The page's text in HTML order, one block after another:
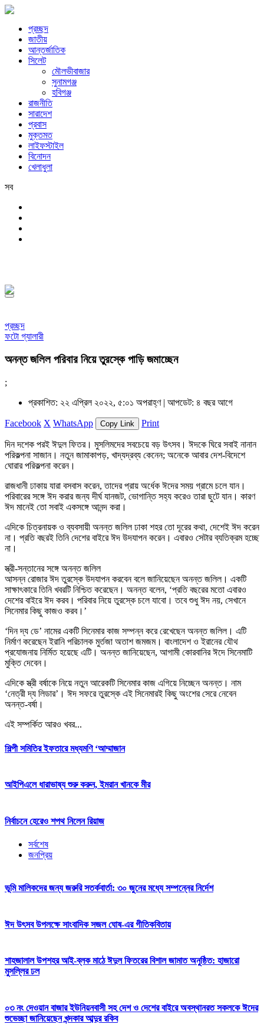
প্রচ্ছদ
জাতীয়
আন্তর্জাতিক
সিলেট
মৌলভীবাজার
সুনামগঞ্জ
হবিগঞ্জ
রাজনীতি
সারাদেশ
প্রবাস
মুক্তমত
লাইফস্টাইল
বিনোদন
খেলাধুলা
সব
প্রচ্ছদ
ফটো গ্যালারী
অনন্ত জলিল পরিবার নিয়ে তুরস্কে পাড়ি জমাচ্ছেন
;
প্রকাশিত: ২২ এপ্রিল ২০২২, ৫:০১ অপরাহ্ণ | আপডেট: ৪ বছর আগে
Facebook X WhatsApp Copy Link Print
দিন দশেক পরই ঈদুল ফিতর। মুসলিমদের সবচেয়ে বড় উৎসব। ঈদকে ঘিরে সবাই নানান
পরিকল্পনা সাজান। নতুন জামাকাপড়, খাদ্যদ্রব্য কেনেন; অনেকে আবার দেশ-বিদেশে
ঘোরার পরিকল্পনা করেন।
রাজধানী ঢাকায় যারা বসবাস করেন, তাদের প্রায় অর্ধেক ঈদের সময় গ্রামে চলে যান।
পরিবারের সঙ্গে ঈদ করার জন্য দীর্ঘ যানজট, ভোগান্তি সহ্য করেও তারা ছুটে যান। কারণ
ঈদ মানেই তো সবাই একসঙ্গে আনন্দ করা।
এদিকে চিত্রনায়ক ও ব্যবসায়ী অনন্ত জলিল ঢাকা শহর তো দূরের কথা, দেশেই ঈদ করেন
না। প্রতি বছরই তিনি দেশের বাইরে ঈদ উদযাপন করেন। এবারও সেটার ব্যতিক্রম হচ্ছে
না।
স্ত্রী-সন্তানের সঙ্গে অনন্ত জলিল
আসন্ন রোজার ঈদ তুরস্কে উদযাপন করবেন বলে জানিয়েছেন অনন্ত জলিল। একটি
সাক্ষাৎকারে তিনি খবরটি নিশ্চিত করেছেন। অনন্ত বলেন, ‘প্রতি বছরের মতো এবারও
দেশের বাইরে ঈদ করব। পরিবার নিয়ে তুরস্কে চলে যাবো। তবে শুধু ঈদ নয়, সেখানে
সিনেমার কিছু কাজও করব।’
‘দিন দ্য ডে’ নামের একটি সিনেমার কাজ সম্পন্ন করে রেখেছেন অনন্ত জলিল। এটি
নির্মাণ করেছেন ইরানি পরিচালক মুর্তজা অতাশ জমজম। বাংলাদেশ ও ইরানের যৌথ
প্রযোজনায় নির্মিত হয়েছে এটি। অনন্ত জানিয়েছেন, আগামী কোরবানির ঈদে সিনেমাটি
মুক্তি দেবেন।
এদিকে স্ত্রী বর্ষাকে নিয়ে নতুন আরেকটি সিনেমার কাজ এগিয়ে নিচ্ছেন অনন্ত। নাম
‘নেত্রী দ্য লিডার’। ঈদ সফরে তুরস্কে এই সিনেমারই কিছু অংশের সেরে নেবেন
অনন্ত-বর্ষা।
এই সম্পর্কিত আরও খবর...
শিল্পী সমিতির ইফতারে মধ্যমণি ‘আম্মাজান
আইপিএলে ধারাভাষ্য শুরু করুন, ইমরান খানকে মীর
নির্বাচনে হেরেও শপথ নিলেন রিয়াজ
সর্বশেষ
জনপ্রিয়
ভূমি মালিকদের জন্য জরুরি সতর্কবার্তা: ৩০ জুনের মধ্যে সম্পন্নের নির্দেশ
ঈদ উৎসব উপলক্ষে সাংবাদিক সজল ঘোষ-এর গীতিকবিতায়
শাহজালাল উপশহর আই-ব্লক মাঠে ঈদুল ফিতরের বিশাল জামাত অনুষ্ঠিত: হাজারো
মুসল্লির ঢল
০৩ নং দেওয়ান বাজার ইউনিয়নবাসী সহ দেশ ও দেশের বাইরে অবস্থানরত সকলকে ঈদের
শুভেচ্ছা জানিয়েছেন খন্দকার আব্দুর রকিব